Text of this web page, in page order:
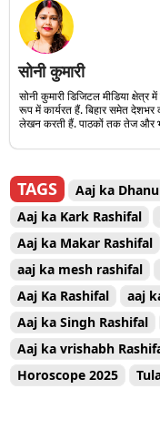
सोनी कुमारी
सोनी कुमारी डिजिटल मीडिया
रूप में कार्यरत हैं. बिहार समेत देशभर
लेखन करती हैं. पाठकों तक तेज और
TAGS Aaj ka
Aaj ka Kark Rashifal
Aaj ka Makar Rashifal
aaj ka mesh rashifal
Aaj Ka Rashifal
aaj
Aaj ka Singh Rashifal
Aaj ka vrishabh
Horoscope 2025